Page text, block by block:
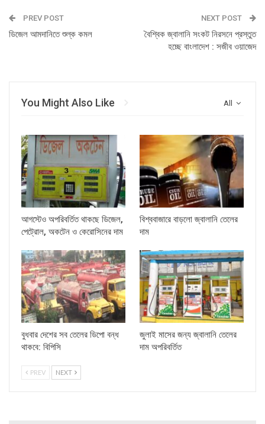
PREV POST
ডিজেল আমদানিতে শুল্ক কমল
NEXT POST
বৈশ্বিক জ্বালানি সংকট নিরসনে প্রস্তুত
হচ্ছে বাংলাদেশ : সজীব ওয়াজেদ
All
You Might Also Like
আগস্টেও অপরিবর্তিত থাকছে ডিজেল,
পেট্রোল, অকটেন ও কেরোসিনের দাম
বিশ্ববাজারে বাড়লো জ্বালানি তেলের
দাম
বুধবার দেশের সব তেলের ডিপো বন্ধ
থাকবে: বিপিসি
জুলাই মাসের জন্য জ্বালানি তেলের
দাম অপরিবর্তিত
PREV NEXT